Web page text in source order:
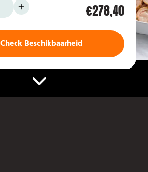
€278,40
Check Beschikbaarheid